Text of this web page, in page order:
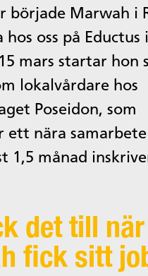
började Marwah i
hos oss på Eductus i
mars startar hon
lokalvårdare hos
Poseidon, som
ett nära
1,5 månad
det till när
fick sitt